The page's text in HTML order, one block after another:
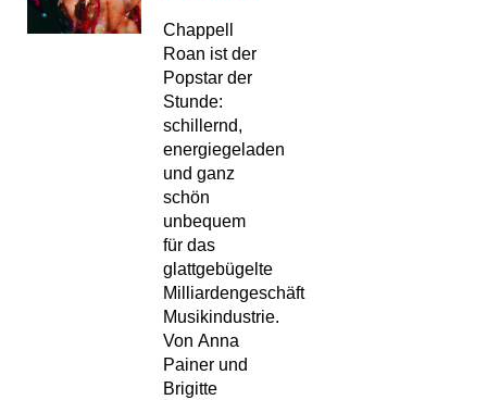
Chappell
Roan ist der
Popstar der
Stunde:
schillernd,
energiegeladen
und ganz
schön
unbequem
für das
glattgebügelte
Milliardengeschäft
Musikindustrie.
Von Anna
Painer und
Brigitte